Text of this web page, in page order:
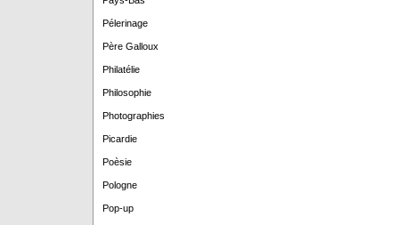
Pélerinage
Père Galloux
Philatélie
Philosophie
Photographies
Picardie
Poèsie
Pologne
Pop-up